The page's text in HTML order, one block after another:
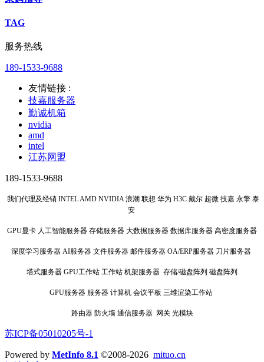
TAG
服务热线
189-1533-9688
友情链接 :
技嘉服务器
勤诚机箱
nvidia
amd
intel
江苏网盟
189-1533-9688
我们代理及经销 INTEL AMD NVIDIA 浪潮 联想 华为 H3C 戴尔 超微 技嘉 永擎 泰
安
GPU显卡 人工智能服务器 存储服务器 大数据服务器 数据库服务器 高密度服务器
深度学习服务器 AI服务器 文件服务器 邮件服务器 OA/ERP服务器 刀片服务器
塔式服务器 GPU工作站 工作站 机架服务器 存储/磁盘阵列 磁盘阵列
GPU服务器 服务器 计算机 会议平板 三维渲染工作站
路由器 防火墙 通信服务器 网关 光模块
苏ICP备05010205号-1
Powered by MetInfo 8.1 ©2008-2026 mituo.cn